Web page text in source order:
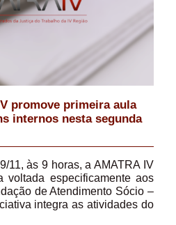
promove primeira aula
internos nesta segunda
11, às 9 horas, a AMATRA IV
voltada especificamente aos
de Atendimento Sócio –
integra as atividades do